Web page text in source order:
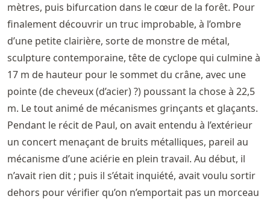
mètres, puis bifurcation dans le cœur de la forêt. Pour
finalement découvrir un truc improbable, à l’ombre
d’une petite clairière, sorte de monstre de métal,
sculpture contemporaine, tête de cyclope qui culmine à
17 m de hauteur pour le sommet du crâne, avec une
pointe (de cheveux (d’acier) ?) poussant la chose à 22,5
m. Le tout animé de mécanismes grinçants et glaçants.
Pendant le récit de Paul, on avait entendu à l’extérieur
un concert menaçant de bruits métalliques, pareil au
mécanisme d’une aciérie en plein travail. Au début, il
n’avait rien dit ; puis il s’était inquiété, avait voulu sortir
dehors pour vérifier qu’on n’emportait pas un morceau